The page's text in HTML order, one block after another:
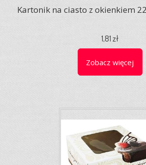
Kartonik na ciasto z okienkiem
1,81 zł
Zobacz więcej